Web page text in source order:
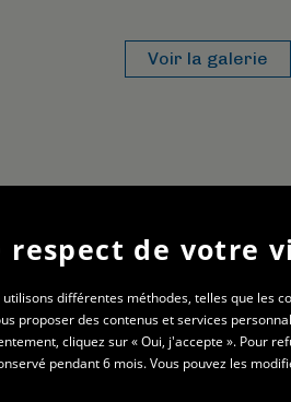
Voir la galerie
respect de votre
utilisons différentes méthodes, telles que les
proposer des contenus et services
cliquez sur « Oui, j'accepte ». Pour
pendant 6 mois. Vous pouvez les